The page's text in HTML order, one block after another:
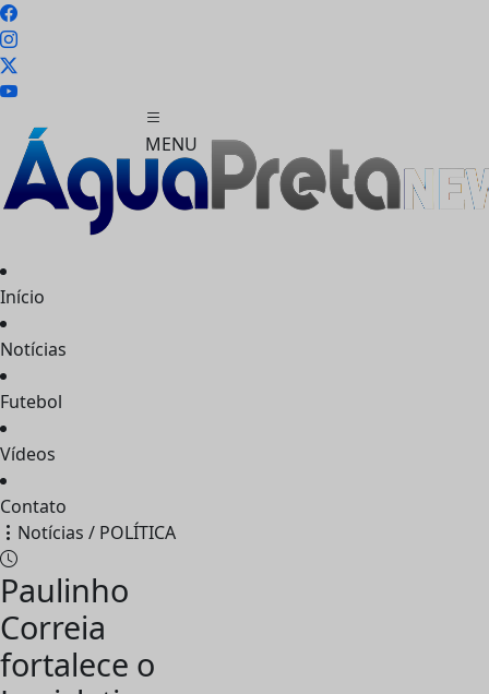
MENU
Início
Notícias
Futebol
Vídeos
Contato
Notícias / POLÍTICA
Paulinho
Correia
fortalece o